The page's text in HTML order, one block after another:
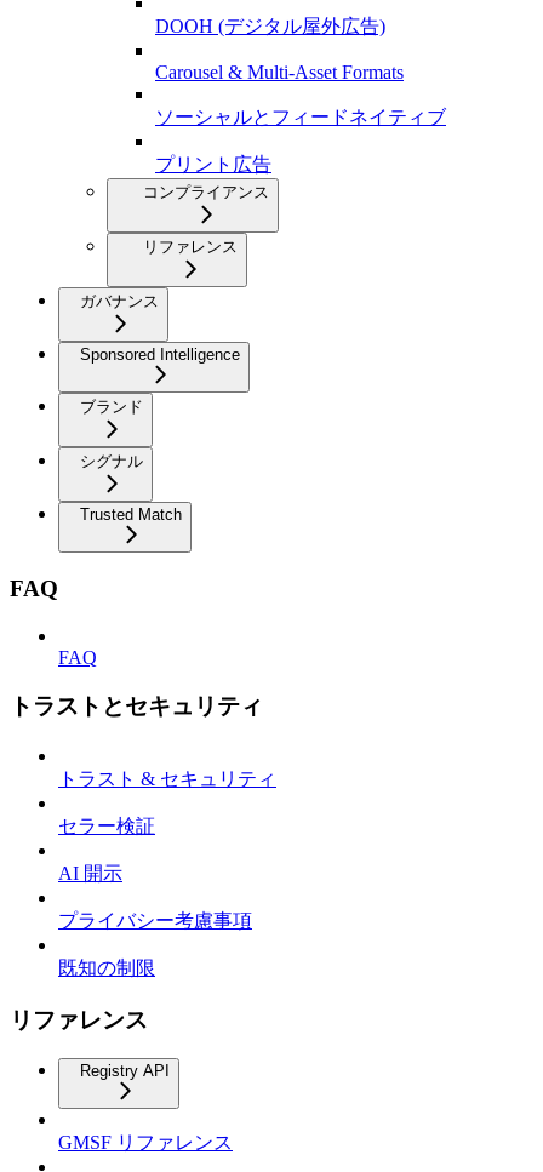
DOOH (デジタル屋外広告)
Carousel & Multi-Asset Formats
ソーシャルとフィードネイティブ
プリント広告
コンプライアンス
リファレンス
ガバナンス
Sponsored Intelligence
ブランド
シグナル
Trusted Match
FAQ
FAQ
トラストとセキュリティ
トラスト & セキュリティ
セラー検証
AI 開示
プライバシー考慮事項
既知の制限
リファレンス
Registry API
GMSF リファレンス